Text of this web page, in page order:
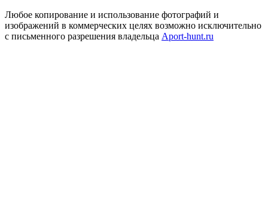
Любое копирование и использование фотографий и
изображений в коммерческих целях возможно исключительно
с письменного разрешения владельца Aport-hunt.ru